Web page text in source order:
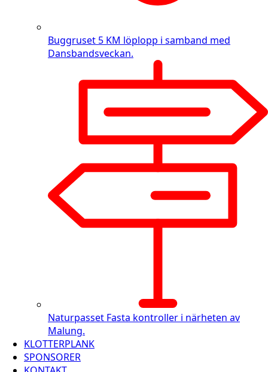
Buggruset 5 KM löplopp i samband med
Dansbandsveckan.
Naturpasset Fasta kontroller i närheten av
Malung.
KLOTTERPLANK
SPONSORER